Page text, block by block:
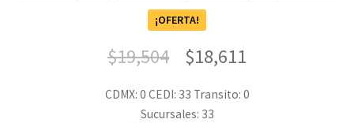
¡OFERTA!
$19,504 $18,611
CDMX: 0 CEDI: 33 Transito: 0
Sucursales: 33